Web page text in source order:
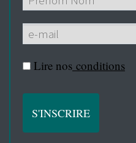
Lire nos conditions